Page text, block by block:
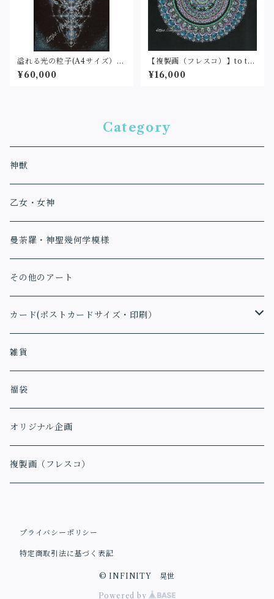
溢れる光の粒子(A4サイズ）原
画
¥60,000
【複製画（フレスコ）】to th
e new world①(25cm角)
¥16,000
Category
神獣
乙女・女神
曼荼羅・神聖幾何学模様
その他のアート
カード(ポストカードサイズ・印刷）
アファメーションカード
雑貨
福袋
オリジナル企画
複製画（フレスコ）
プライバシーポリシー
特定商取引法に基づく表記
© INFINITY 晃世
Powered by